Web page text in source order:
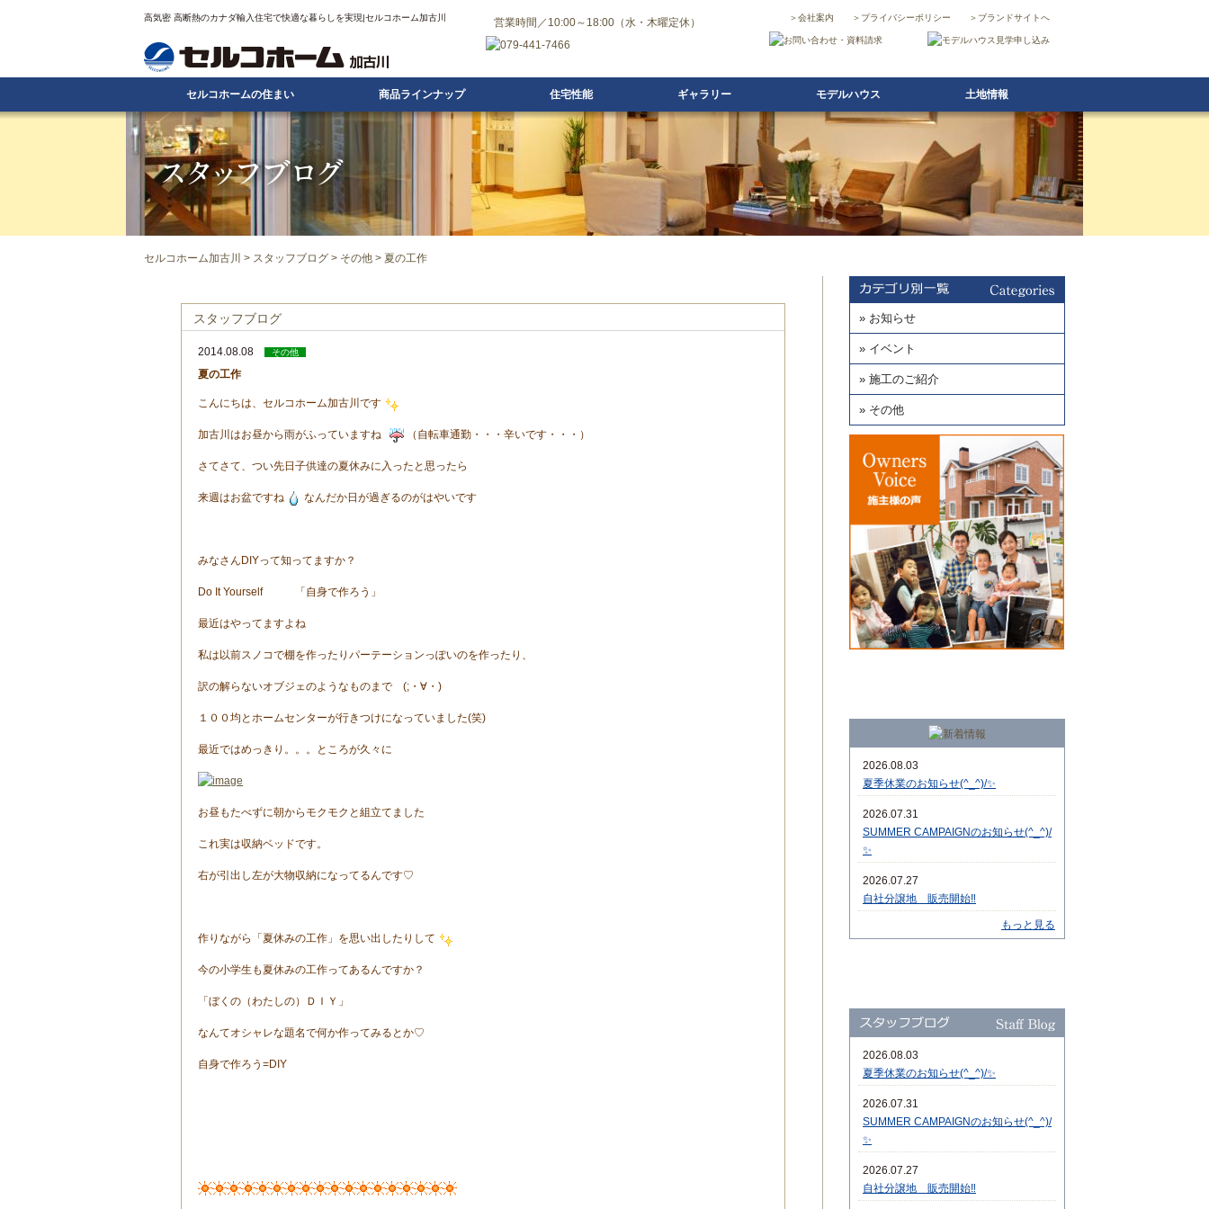
高気密 高断熱のカナダ輸入住宅で快適な暮らしを実現|セルコホーム加古川 営業時間／10:00～18:00（水・木曜定休） ＞会社案内 ＞ プライバシーポリシー ＞ ブランドサイトへ
セルコホームの住まい 商品ラインナップ 住宅性能 ギャラリー モデルハウス 土地情報
セルコホーム加古川 > スタッフブログ > その他 > 夏の工作
スタッフブログ
2014.08.08 その他
夏の工作
こんにちは、セルコホーム加古川です
加古川はお昼から雨がふっていますね （自転車通勤・・・辛いです・・・）
さてさて、つい先日子供達の夏休みに入ったと思ったら
来週はお盆ですね なんだか日が過ぎるのがはやいです
みなさんDIYって知ってますか？
Do It Yourself 「自身で作ろう」
最近はやってますよね
私は以前スノコで棚を作ったりパーテーションっぽいのを作ったり、
訳の解らないオブジェのようなものまで (;・∀・)
１００均とホームセンターが行きつけになっていました(笑)
最近ではめっきり。。。ところが久々に
お昼もたべずに朝からモクモクと組立てました
これ実は収納ベッドです。
右が引出し左が大物収納になってるんです♡
作りながら「夏休みの工作」を思い出したりして
今の小学生も夏休みの工作ってあるんですか？
「ぼくの（わたしの）ＤＩＹ」
なんてオシャレな題名で何か作ってみるとか♡
自身で作ろう=DIY
» お知らせ
» イベント
» 施工のご紹介
» その他
2026.08.03
夏季休業のお知らせ(^_^)/✨
2026.07.31
SUMMER CAMPAIGNのお知らせ(^_^)/
✨
2026.07.27
自社分譲地 販売開始‼
もっと見る
2026.08.03
夏季休業のお知らせ(^_^)/✨
2026.07.31
SUMMER CAMPAIGNのお知らせ(^_^)/
✨
2026.07.27
自社分譲地 販売開始‼